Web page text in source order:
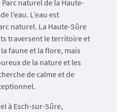
naturel de la Haute-
l’eau. L’eau est
naturel. La Haute-Sûre
traversent le territoire et
faune et la flore, mais
de la nature et les
de calme et de
à Esch-sur-Sûre,